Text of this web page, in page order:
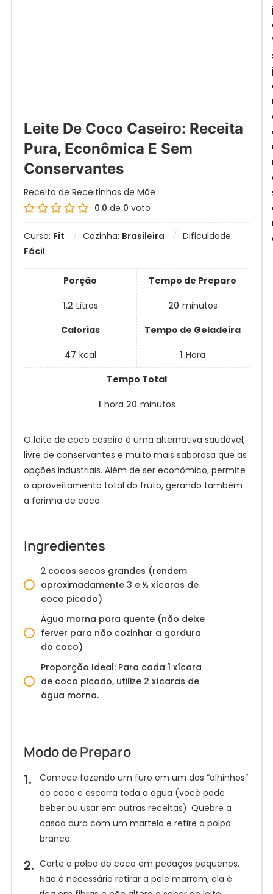
Leite De Coco Caseiro: Receita
Pura, Econômica E Sem
Conservantes
Receita de Receitinhas de Mãe
0.0 de 0 voto
Curso: Fit Cozinha: Brasileira
Dificuldade:
Fácil
Porção
1.2 Litros
Tempo de Preparo
20 minutos
Calorias
47 kcal
Tempo de Geladeira
1 Hora
Tempo Total
1 hora 20 minutos
O leite de coco caseiro é uma alternativa saudável,
livre de conservantes e muito mais saborosa que as
opções industriais. Além de ser econômico, permite
o aproveitamento total do fruto, gerando também
a farinha de coco.
Ingredientes
2 cocos secos grandes (rendem
aproximadamente 3 e ½ xícaras de
coco picado)
Água morna para quente (não deixe
ferver para não cozinhar a gordura
do coco)
Proporção Ideal: Para cada 1 xícara
de coco picado, utilize 2 xícaras de
água morna.
Modo de Preparo
Comece fazendo um furo em um dos “olhinhos”
do coco e escorra toda a água (você pode
beber ou usar em outras receitas). Quebre a
casca dura com um martelo e retire a polpa
branca.
Corte a polpa do coco em pedaços pequenos.
Não é necessário retirar a pele marrom, ela é